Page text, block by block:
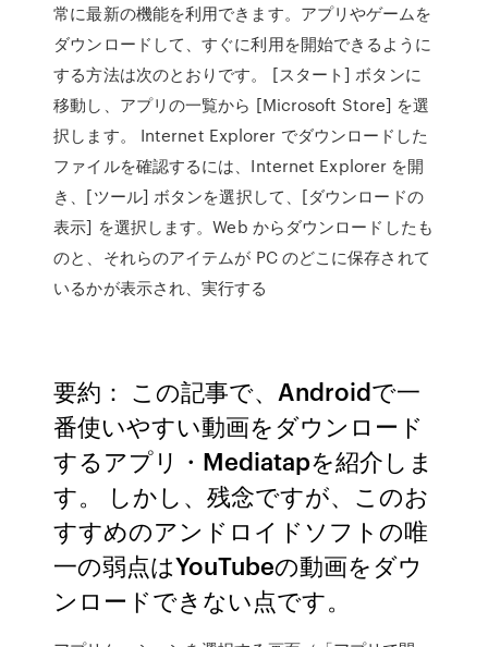
常に最新の機能を利用できます。アプリやゲームを
ダウンロードして、すぐに利用を開始できるように
する方法は次のとおりです。 [スタート] ボタンに
移動し、アプリの一覧から [Microsoft Store] を選
択します。 Internet Explorer でダウンロードした
ファイルを確認するには、Internet Explorer を開
き、[ツール] ボタンを選択して、[ダウンロードの
表示] を選択します。Web からダウンロードしたも
のと、それらのアイテムが PC のどこに保存されて
いるかが表示され、実行する
要約： この記事で、Androidで一
番使いやすい動画をダウンロード
するアプリ・Mediatapを紹介しま
す。 しかし、残念ですが、このお
すすめのアンドロイドソフトの唯
一の弱点はYouTubeの動画をダウ
ンロードできない点です。